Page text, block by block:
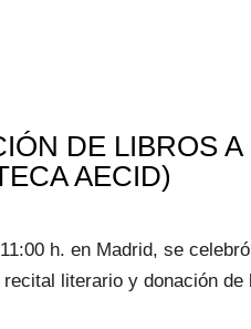
DE LIBROS
AECID)
h. en Madrid, se
literario y donación